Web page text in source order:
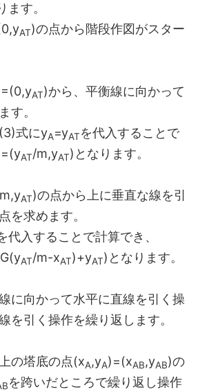
ます。
AT)の点から階段作図がスター
AT)から、平衡線に向かって
す。
式にyA=yATを代入することで
AT/m,yAT)となります。
AT)の点から上に垂直な線を引
を求めます。
代入することで計算でき、
AT/m-xAT)+yAT)となります。
に向かって水平に直線を引く操
を引く操作を繰り返します。
の塔底の点(xA,yA)=(xAB,yAB)の
を跨いだところで繰り返し操作